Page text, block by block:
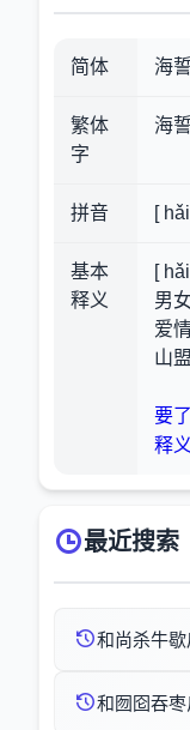
简体 海
繁体
字
海
拼音 [
基本
释义
[
男
爱
山
要
释义
最近搜索
和尚杀牛
和囫囵吞枣